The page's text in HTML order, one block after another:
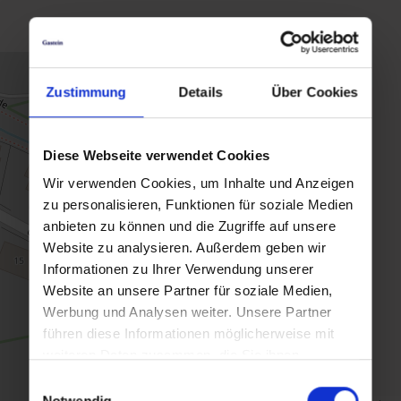
Zustimmung Details Über Cookies
Diese Webseite verwendet Cookies
Wir verwenden Cookies, um Inhalte und Anzeigen
zu personalisieren, Funktionen für soziale Medien
anbieten zu können und die Zugriffe auf unsere
Website zu analysieren. Außerdem geben wir
Informationen zu Ihrer Verwendung unserer
Website an unsere Partner für soziale Medien,
Werbung und Analysen weiter. Unsere Partner
führen diese Informationen möglicherweise mit